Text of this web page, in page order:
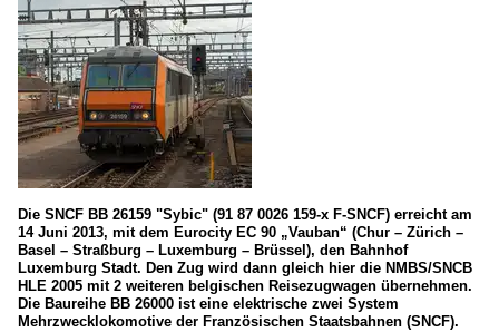
Die SNCF BB 26159 "Sybic" (91 87 0026 159-x F-SNCF) erreicht am
14 Juni 2013, mit dem Eurocity EC 90 „Vauban“ (Chur – Zürich –
Basel – Straßburg – Luxemburg – Brüssel), den Bahnhof
Luxemburg Stadt. Den Zug wird dann gleich hier die NMBS/SNCB
HLE 2005 mit 2 weiteren belgischen Reisezugwagen übernehmen.
Die Baureihe BB 26000 ist eine elektrische zwei System
Mehrzwecklokomotive der Französischen Staatsbahnen (SNCF).